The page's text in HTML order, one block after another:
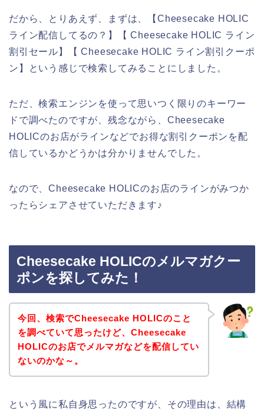
だから、とりあえず、まずは、【Cheesecake HOLIC
ライン配信してるの？】【 Cheesecake HOLIC ライン
割引セール】【 Cheesecake HOLIC ライン割引クーポ
ン】という感じで検索してみることにしました。
ただ、検索エンジンを使って思いつく限りのキーワー
ドで調べたのですが、残念ながら、Cheesecake
HOLICのお店がラインなどでお得な割引クーポンを配
信しているかどうかは分かりませんでした。
なので、Cheesecake HOLICのお店のラインがみつか
ったらシェアさせていただきます♪
Cheesecake HOLICのメルマガクー
ポンを探してみた！
今回、検索でCheesecake HOLICのこと
を調べていて思ったけど、Cheesecake
HOLICのお店でメルマガなどを配信してい
ないのかな～。
という風に私自身思ったのですが、その理由は、結構